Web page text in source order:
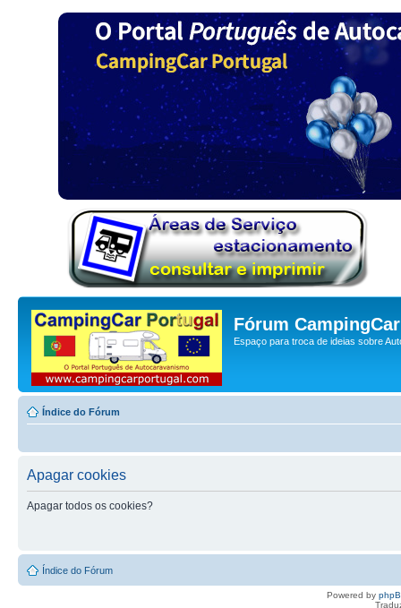
Fórum
Espaço para troca de ideias sobre
Índice do Fórum
Apagar cookies
Apagar todos os cookies?
Índice do Fórum
Powered by